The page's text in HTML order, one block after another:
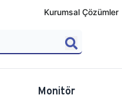
Kurumsal Çözümler
Monitör